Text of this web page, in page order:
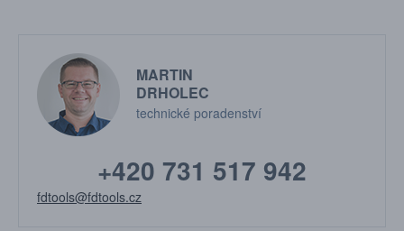
MARTIN
DRHOLEC
technické poradenství
+420 731 517 942
fdtools@fdtools.cz